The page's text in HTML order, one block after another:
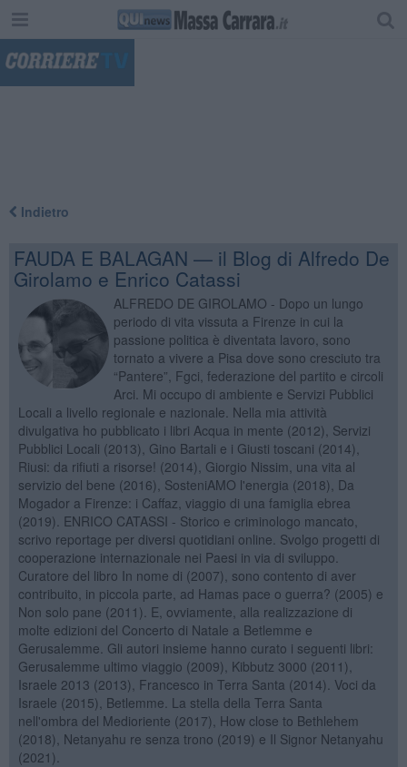
Indietro
FAUDA E BALAGAN — il Blog di Alfredo De
Girolamo e Enrico Catassi
ALFREDO DE GIROLAMO - Dopo un lungo
periodo di vita vissuta a Firenze in cui la
passione politica è diventata lavoro, sono
tornato a vivere a Pisa dove sono cresciuto tra
“Pantere”, Fgci, federazione del partito e circoli
Arci. Mi occupo di ambiente e Servizi Pubblici
Locali a livello regionale e nazionale. Nella mia attività
divulgativa ho pubblicato i libri Acqua in mente (2012), Servizi
Pubblici Locali (2013), Gino Bartali e i Giusti toscani (2014),
Riusi: da rifiuti a risorse! (2014), Giorgio Nissim, una vita al
servizio del bene (2016), SosteniAMO l'energia (2018), Da
Mogador a Firenze: i Caffaz, viaggio di una famiglia ebrea
(2019). ENRICO CATASSI - Storico e criminologo mancato,
scrivo reportage per diversi quotidiani online. Svolgo progetti di
cooperazione internazionale nei Paesi in via di sviluppo.
Curatore del libro In nome di (2007), sono contento di aver
contribuito, in piccola parte, ad Hamas pace o guerra? (2005) e
Non solo pane (2011). E, ovviamente, alla realizzazione di
molte edizioni del Concerto di Natale a Betlemme e
Gerusalemme. Gli autori insieme hanno curato i seguenti libri:
Gerusalemme ultimo viaggio (2009), Kibbutz 3000 (2011),
Israele 2013 (2013), Francesco in Terra Santa (2014). Voci da
Israele (2015), Betlemme. La stella della Terra Santa
nell'ombra del Medioriente (2017), How close to Bethlehem
(2018), Netanyahu re senza trono (2019) e Il Signor Netanyahu
(2021).